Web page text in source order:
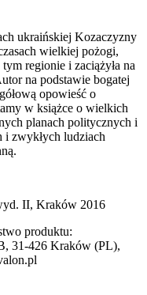
ukraińskiej Kozaczyzny
wielkiej pożogi,
regionie i zaciążyła na
na podstawie bogatej
opowieść o
w książce o wielkich
planach politycznych i
i zwykłych ludziach
II, Kraków 2016
produktu:
31-426 Kraków (PL),